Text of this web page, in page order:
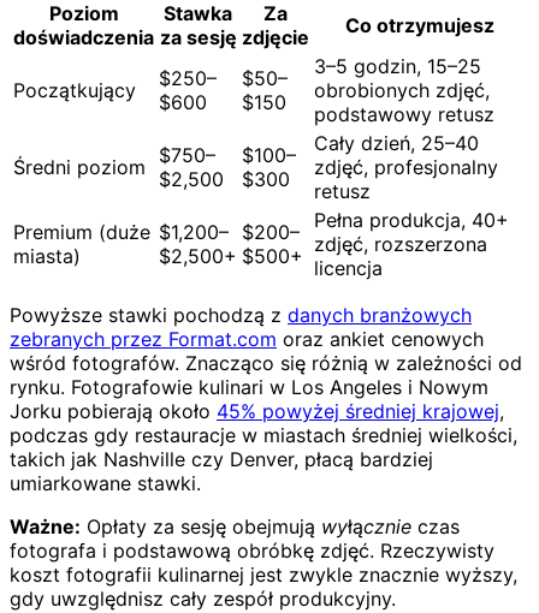
Poziom
doświadczenia
Stawka
za sesję
Za
zdjęcie
Co otrzymujesz
Początkujący
$250–
$600
$50–
$150
3–5 godzin, 15–25
obrobionych zdjęć,
podstawowy retusz
Średni poziom
$750–
$2,500
$100–
$300
Cały dzień, 25–40
zdjęć, profesjonalny
retusz
Premium (duże
miasta)
$1,200–
$2,500+
$200–
$500+
Pełna produkcja, 40+
zdjęć, rozszerzona
licencja
Powyższe stawki pochodzą z danych branżowych
zebranych przez Format.com oraz ankiet cenowych
wśród fotografów. Znacząco się różnią w zależności od
rynku. Fotografowie kulinari w Los Angeles i Nowym
Jorku pobierają około 45% powyżej średniej krajowej,
podczas gdy restauracje w miastach średniej wielkości,
takich jak Nashville czy Denver, płacą bardziej
umiarkowane stawki.
Ważne: Opłaty za sesję obejmują wyłącznie czas
fotografa i podstawową obróbkę zdjęć. Rzeczywisty
koszt fotografii kulinarnej jest zwykle znacznie wyższy,
gdy uwzględnisz cały zespół produkcyjny.